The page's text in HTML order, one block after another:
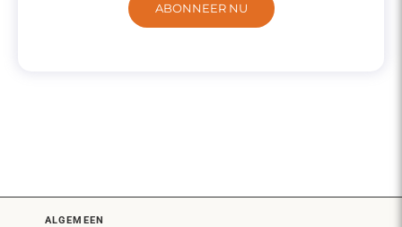
ABONNEER NU
ALGEMEEN